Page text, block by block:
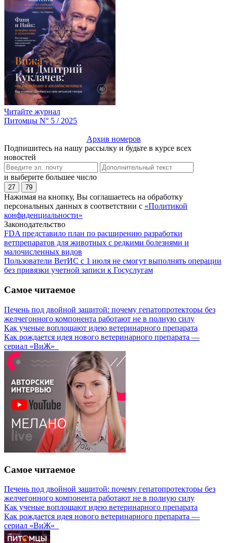
Читайте журнал
Питомцы N° 5 / 2025
Архив номеров
Подпишитесь на нашу рассылку и будьте в курсе всех
новостей
и выберите большее число
27 79
Нажимая на кнопку, Вы соглашаетесь на обработку
персональных данных в соответствии с «Политикой
конфиденциальности»
Законодательство
FDA представило план по расширению разработки
ветпрепаратов для животных с редкими болезнями и
малочисленных видов
Пользователи ВетИС с 1 июля не смогут выполнять операции
без привязки учетной записи к Госуслугам
Самое читаемое
Печень под двойной защитой: почему гепатопротекторы без
желчегонного компонента работают не в полную силу
Как ученые воплощают идею ветеринарного препарата
Как рождается идея нового ветеринарного препарата —
сериал «ВиЖ»
Самое читаемое
Печень под двойной защитой: почему гепатопротекторы без
желчегонного компонента работают не в полную силу
Как ученые воплощают идею ветеринарного препарата
Как рождается идея нового ветеринарного препарата —
сериал «ВиЖ»